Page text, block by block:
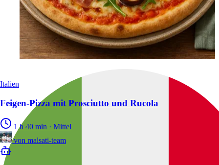
Italien
Feigen-Pizza mit Prosciutto und Rucola
1 h 40 min · Mittel
von malsati-team